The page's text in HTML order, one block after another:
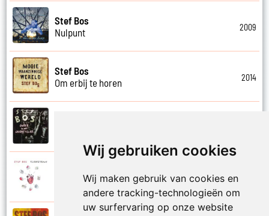
Wij gebruiken cookies
Wij maken gebruik van cookies en
andere tracking-technologieën om
uw surfervaring op onze website
Stef Bos
Nulpunt
2009
Stef Bos
Om erbij te horen
2014
Ons mors ons tyd